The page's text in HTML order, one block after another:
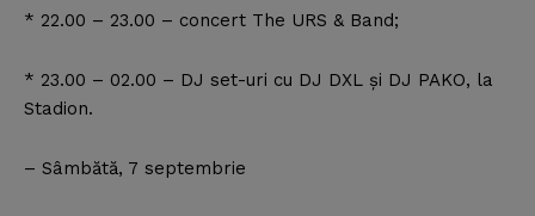
* 22.00 – 23.00 – concert The URS & Band;
* 23.00 – 02.00 – DJ set-uri cu DJ DXL şi DJ PAKO, la
Stadion.
– Sâmbătă, 7 septembrie